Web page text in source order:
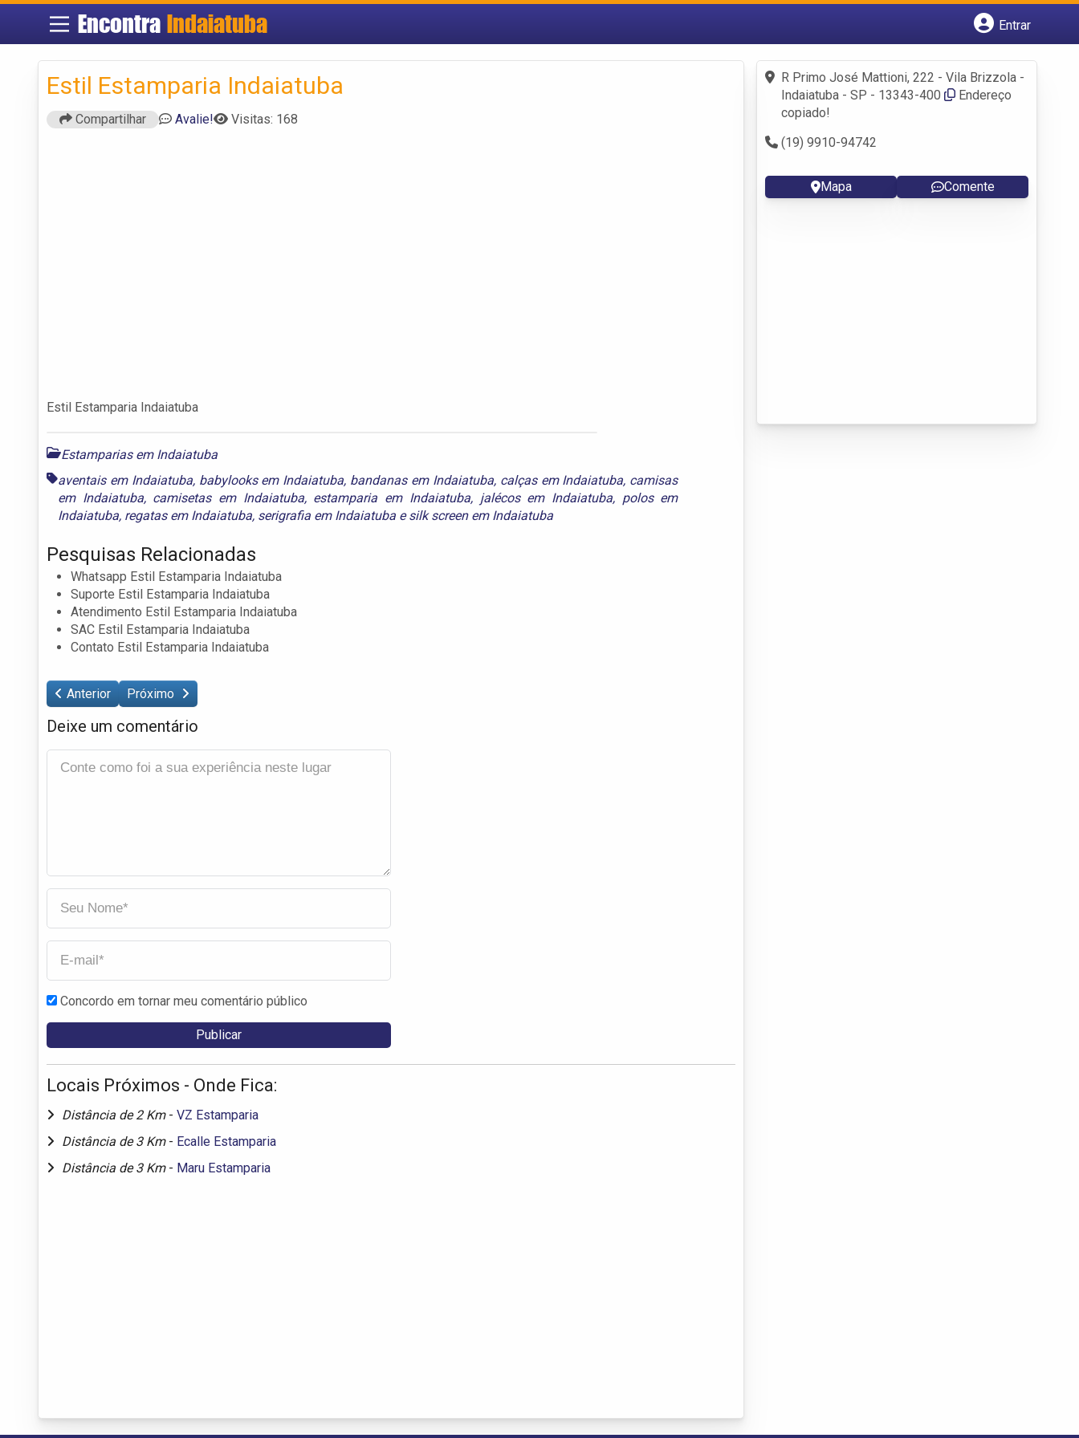
EncontraIndaiatuba
Entrar
Fazer login
Criar conta
Estil Estamparia Indaiatuba
Compartilhar Avalie! Visitas: 168
Estil Estamparia Indaiatuba
Estamparias em Indaiatuba
aventais em Indaiatuba, babylooks em Indaiatuba, bandanas em Indaiatuba, calças em Indaiatuba, camisas
em Indaiatuba, camisetas em Indaiatuba, estamparia em Indaiatuba, jalécos em Indaiatuba, polos em
Indaiatuba, regatas em Indaiatuba, serigrafia em Indaiatuba esilk screen em Indaiatuba
Pesquisas Relacionadas
Whatsapp Estil Estamparia Indaiatuba
Suporte Estil Estamparia Indaiatuba
Atendimento Estil Estamparia Indaiatuba
SAC Estil Estamparia Indaiatuba
Contato Estil Estamparia Indaiatuba
Anterior Próximo
Deixe um comentário
Concordo em tornar meu comentário público
Locais Próximos - Onde Fica:
Distância de 2 Km - VZ Estamparia
Distância de 3 Km - Ecalle Estamparia
Distância de 3 Km - Maru Estamparia
R Primo José Mattioni, 222 - Vila Brizzola -
Indaiatuba - SP - 13343-400
Endereço
copiado!
(19) 9910-94742
Mapa Comente